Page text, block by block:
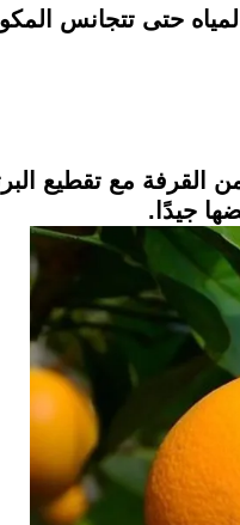
حتى تتجانس
مع تقطيع
جيدًا.